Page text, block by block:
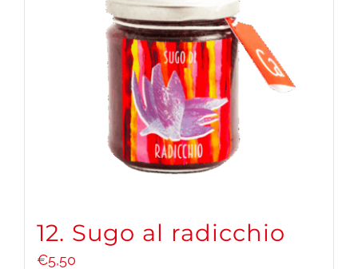
12. Sugo al radicchio
€5,50